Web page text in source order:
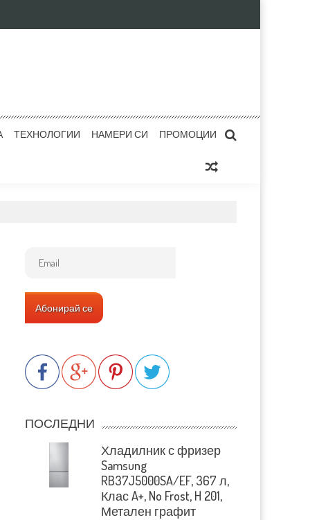
ТЕХНОЛОГИИ НАМЕРИ СИ ПРОМОЦИИ
ПОСЛЕДНИ
Хладилник с фризер
Samsung
RB37J5000SA/EF, 367 л,
Клас A+, No Frost, H 201,
Метален графит